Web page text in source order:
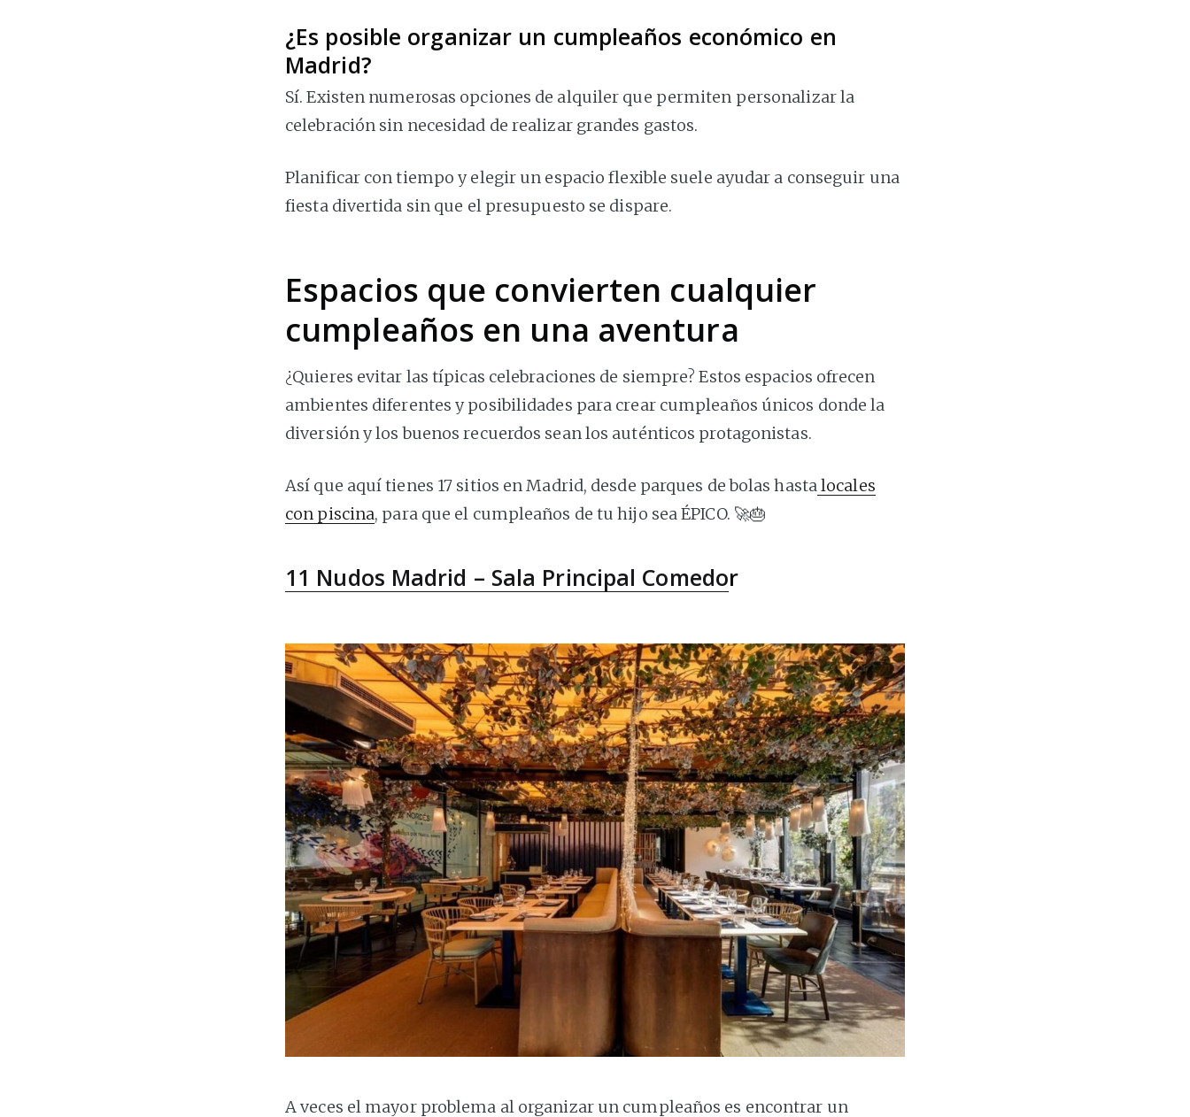
¿Es posible organizar un cumpleaños económico en
Madrid?
Sí. Existen numerosas opciones de alquiler que permiten personalizar la
celebración sin necesidad de realizar grandes gastos.
Planificar con tiempo y elegir un espacio flexible suele ayudar a conseguir una
fiesta divertida sin que el presupuesto se dispare.
Espacios que convierten cualquier
cumpleaños en una aventura
¿Quieres evitar las típicas celebraciones de siempre? Estos espacios ofrecen
ambientes diferentes y posibilidades para crear cumpleaños únicos donde la
diversión y los buenos recuerdos sean los auténticos protagonistas.
Así que aquí tienes 17 sitios en Madrid, desde parques de bolas hastalocales
con piscina, para que el cumpleaños de tu hijo sea ÉPICO. 🚀🎂
11 Nudos Madrid – Sala Principal Comedor
A veces el mayor problema al organizar un cumpleaños es encontrar un